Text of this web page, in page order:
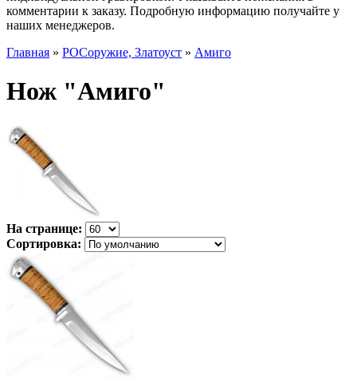
комментарии к заказу. Подробную информацию получайте у
наших менеджеров.
Главная » РОСоружие, Златоуст » Амиго
Нож "Амиго"
На странице:
Сортировка: